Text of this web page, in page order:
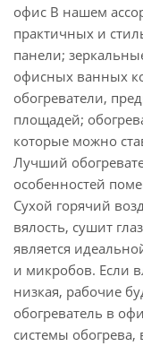
офис В нашем
практичных и
панели;
офисных ванных
обогреватели,
площадей;
которые можно
Лучший
особенностей
Сухой горячий
вялость, сушит
является
и микробов. Если
низкая, рабочие
обогреватель в
системы